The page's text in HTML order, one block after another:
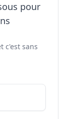
pour
c'est sans